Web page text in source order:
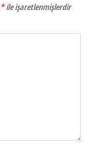
*ile işaretlenmişlerdir